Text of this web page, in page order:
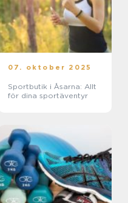
07. oktober 2025
Sportbutik i Åsarna: Allt
för dina sportäventyr